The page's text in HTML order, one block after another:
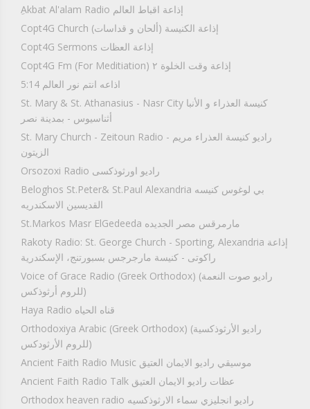
ِAkbat Al'alam Radio إذاعة اقباط العالم
Copt4G Church إذاعة الكنيسة (ألحان و قداسات)
Copt4G Sermons إذاعة العظات
Copt4G Fm (For Meditiation) إذاعة وقت الخلوة ٢
5:14 اذاعه انتم نور العالم
St. Mary & St. Athanasius - Nasr City كنيسة العذراء و الأنبا
أثناسيوس - بمدينة نصر
St. Mary Church - Zeitoun Radio راديو كنيسة العذراء مريم -
الزيتون
Orsozoxi Radio راديو اورثوذكسى
Beloghos St.Peter& St.Paul Alexandria بي لوغوس كنيسه
القديسين الاسكندريه
St.Markos Masr ElGedeeda مارمرقس مصر الجديده
Rakoty Radio: St. George Church - Sporting, Alexandria إذاعة
راكوتى - كنيسة مارجرجس بسبورتنج، الإسكندرية
Voice of Grace Radio (Greek Orthodox) (راديو صوت النعمة
(للروم أرثوذكس
Haya Radio قناه الحياه
Orthodoxiya Arabic (Greek Orthodox) (راديو الأرثوذكسية
(للروم الأرثودكس
Ancient Faith Radio Music موسيقي راديو الايمان العتيق
Ancient Faith Radio Talk عظات راديو الايمان العتيق
Orthodox heaven radio راديو انجليزي سماء الارثوذكسيه